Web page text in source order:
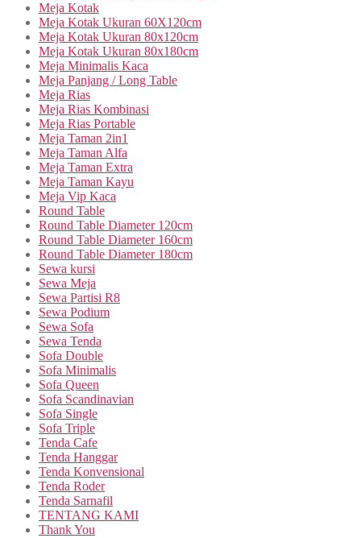
Meja Kotak
Meja Kotak Ukuran 60X120cm
Meja Kotak Ukuran 80x120cm
Meja Kotak Ukuran 80x180cm
Meja Minimalis Kaca
Meja Panjang / Long Table
Meja Rias
Meja Rias Kombinasi
Meja Rias Portable
Meja Taman 2in1
Meja Taman Alfa
Meja Taman Extra
Meja Taman Kayu
Meja Vip Kaca
Round Table
Round Table Diameter 120cm
Round Table Diameter 160cm
Round Table Diameter 180cm
Sewa kursi
Sewa Meja
Sewa Partisi R8
Sewa Podium
Sewa Sofa
Sewa Tenda
Sofa Double
Sofa Minimalis
Sofa Queen
Sofa Scandinavian
Sofa Single
Sofa Triple
Tenda Cafe
Tenda Hanggar
Tenda Konvensional
Tenda Roder
Tenda Sarnafil
TENTANG KAMI
Thank You